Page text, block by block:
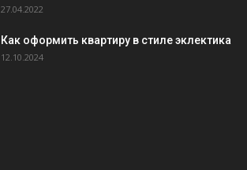
27.04.2022
Как оформить квартиру в стиле эклектика
12.10.2024